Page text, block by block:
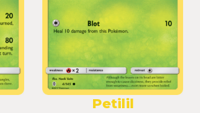
Petilil